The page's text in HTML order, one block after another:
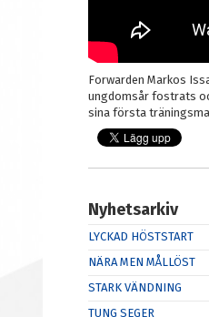
Forwarden Markos
ungdomsår fostrats
sina första
Nyhetsarkiv
LYCKAD HÖSTSTART
NÄRA MEN MÅLLÖST
STARK VÄNDNING
TUNG SEGER